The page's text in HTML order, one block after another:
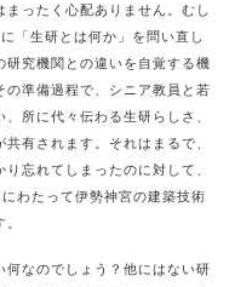
ったく心配ありません。むし
「生研とは何か」を問い直し
究機関との違いを自覚する機
準備過程で、シニア教員と若
所に代々伝わる生研らしさ、
有されます。それはまるで、
忘れてしまったのに対して、
わたって伊勢神宮の建築技術
なのでしょう？他にはない研